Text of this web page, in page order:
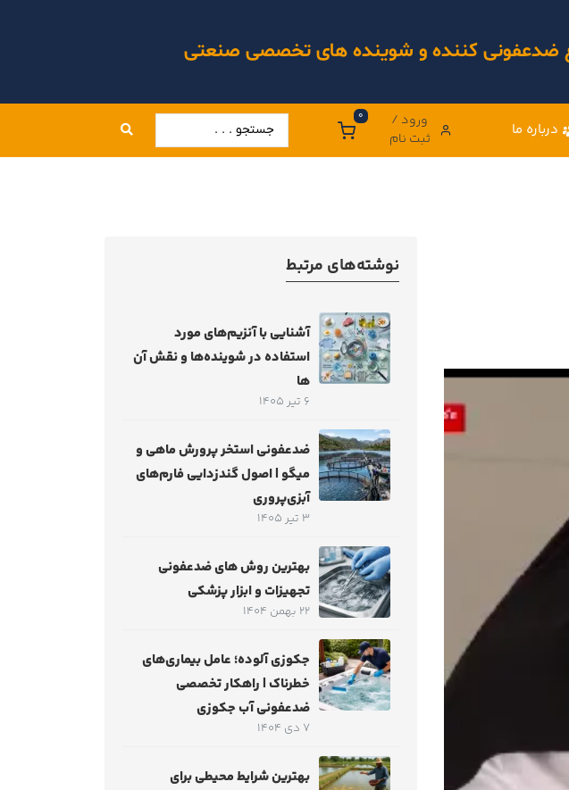
ضدعفونی کننده و شوینده های تخصصی صنعتی
درباره ما
ورود /
ثبت نام
0
نوشته‌های مرتبط
آشنایی با آنزیم‌های مورد
استفاده در شوینده‌ها و نقش آن
ها
6 تیر 1405
ضدعفونی استخر پرورش ماهی و
میگو | اصول گندزدایی فارم‌های
آبزی‌پروری
3 تیر 1405
بهترین روش های ضدعفونی
تجهیزات و ابزار پزشکی
22 بهمن 1404
جکوزی آلوده؛ عامل بیماری‌های
خطرناک | راهکار تخصصی
ضدعفونی آب جکوزی
7 دی 1404
بهترین شرایط محیطی برای